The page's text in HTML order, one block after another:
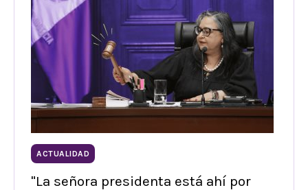
ACTUALIDAD
"La señora presidenta está ahí por